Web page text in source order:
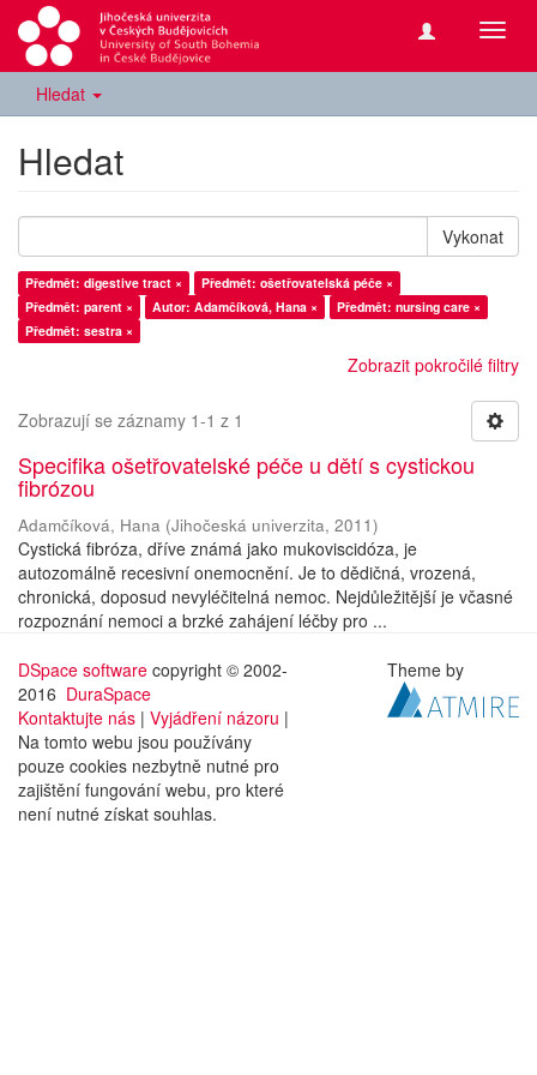
Hledat
Hledat
Vykonat
Předmět: digestive tract ×
Předmět: ošetřovatelská péče ×
Předmět: parent ×
Autor: Adamčíková, Hana ×
Předmět: nursing care ×
Předmět: sestra ×
Zobrazit pokročilé filtry
Zobrazují se záznamy 1-1 z 1
Specifika ošetřovatelské péče u dětí s cystickou
fibrózou
Adamčíková, Hana (Jihočeská univerzita, 2011)
Cystická fibróza, dříve známá jako mukoviscidóza, je
autozomálně recesivní onemocnění. Je to dědičná, vrozená,
chronická, doposud nevyléčitelná nemoc. Nejdůležitější je včasné
rozpoznání nemoci a brzké zahájení léčby pro ...
DSpace software copyright © 2002-
2016 DuraSpace
Kontaktujte nás | Vyjádření názoru |
Na tomto webu jsou používány
pouze cookies nezbytně nutné pro
zajištění fungování webu, pro které
není nutné získat souhlas.
Theme by